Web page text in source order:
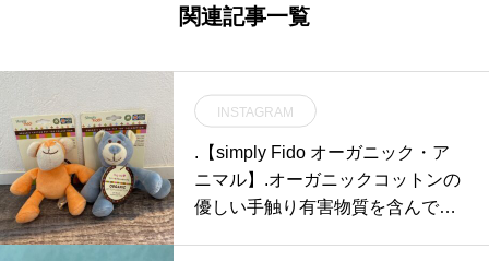
関連記事一覧
INSTAGRAM
.【simply Fido オーガニック・ア
ニマル】.オーガニックコットンの
優しい手触り有害物質を含んでお